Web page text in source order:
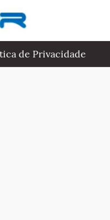
de Privacidade